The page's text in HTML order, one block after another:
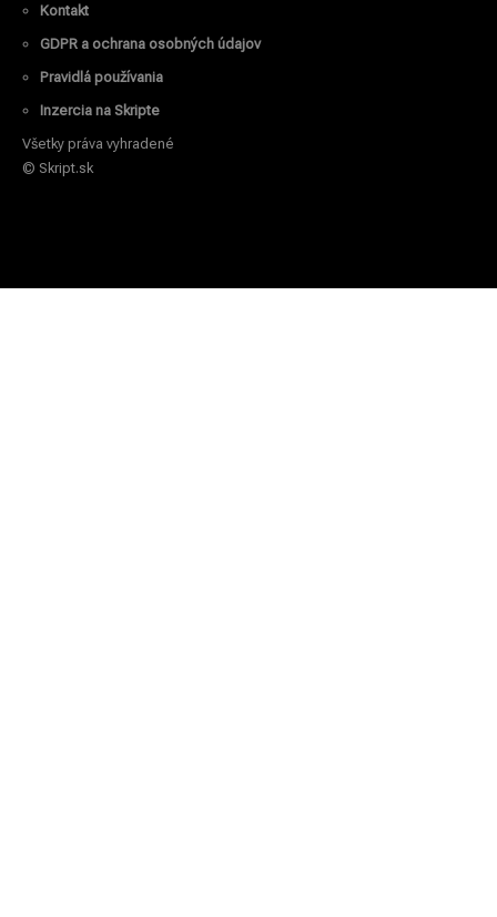
Kontakt
GDPR a ochrana osobných údajov
Pravidlá používania
Inzercia na Skripte
Všetky práva vyhradené
© Skript.sk